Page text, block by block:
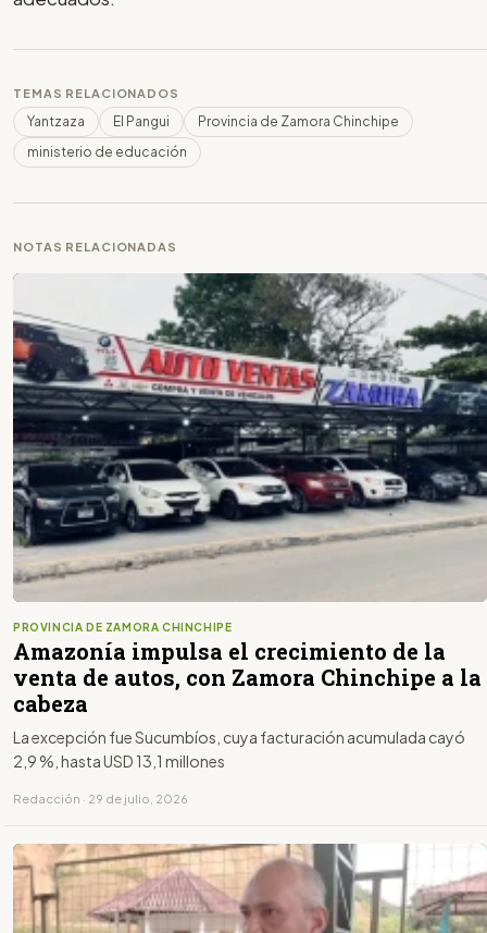
TEMAS RELACIONADOS
Yantzaza El Pangui
Provincia de Zamora Chinchipe
ministerio de educación
NOTAS RELACIONADAS
PROVINCIA DE ZAMORA CHINCHIPE
Amazonía impulsa el crecimiento de la
venta de autos, con Zamora Chinchipe a la
cabeza
La excepción fue Sucumbíos, cuya facturación acumulada cayó
2,9 %, hasta USD 13,1 millones
Redacción · 29 de julio, 2026